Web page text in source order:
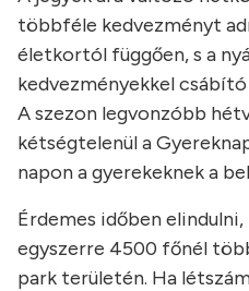
többféle kedvezményt
életkortól függően, s a
kedvezményekkel
A szezon legvonzóbb
kétségtelenül a
napon a gyerekeknek a
Érdemes időben
egyszerre 4500 főnél
park területén. Ha